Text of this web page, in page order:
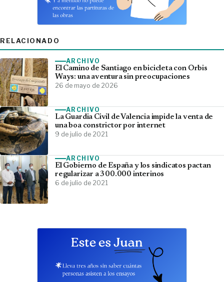
RELACIONADO
ARCHIVO
El Camino de Santiago en bicicleta con Orbis
Ways: una aventura sin preocupaciones
26 de mayo de 2026
ARCHIVO
La Guardia Civil de Valencia impide la venta de
una boa constrictor por internet
9 de julio de 2021
ARCHIVO
El Gobierno de España y los sindicatos pactan
regularizar a 300.000 interinos
6 de julio de 2021